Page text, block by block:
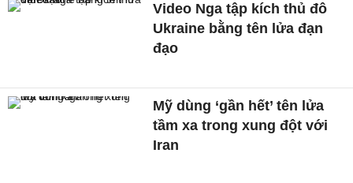
Video Nga tập kích thủ đô
Ukraine bằng tên lửa đạn
đạo
Mỹ dùng ‘gần hết’ tên lửa
tầm xa trong xung đột với
Iran